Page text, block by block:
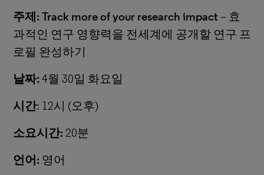
주제: Track more of your research impact – 효
과적인 연구 영향력을 전세계에 공개할 연구 프
로필 완성하기
날짜:4월 30일 화요일
시간: 12시 (오후)
소요시간:20분
언어: 영어